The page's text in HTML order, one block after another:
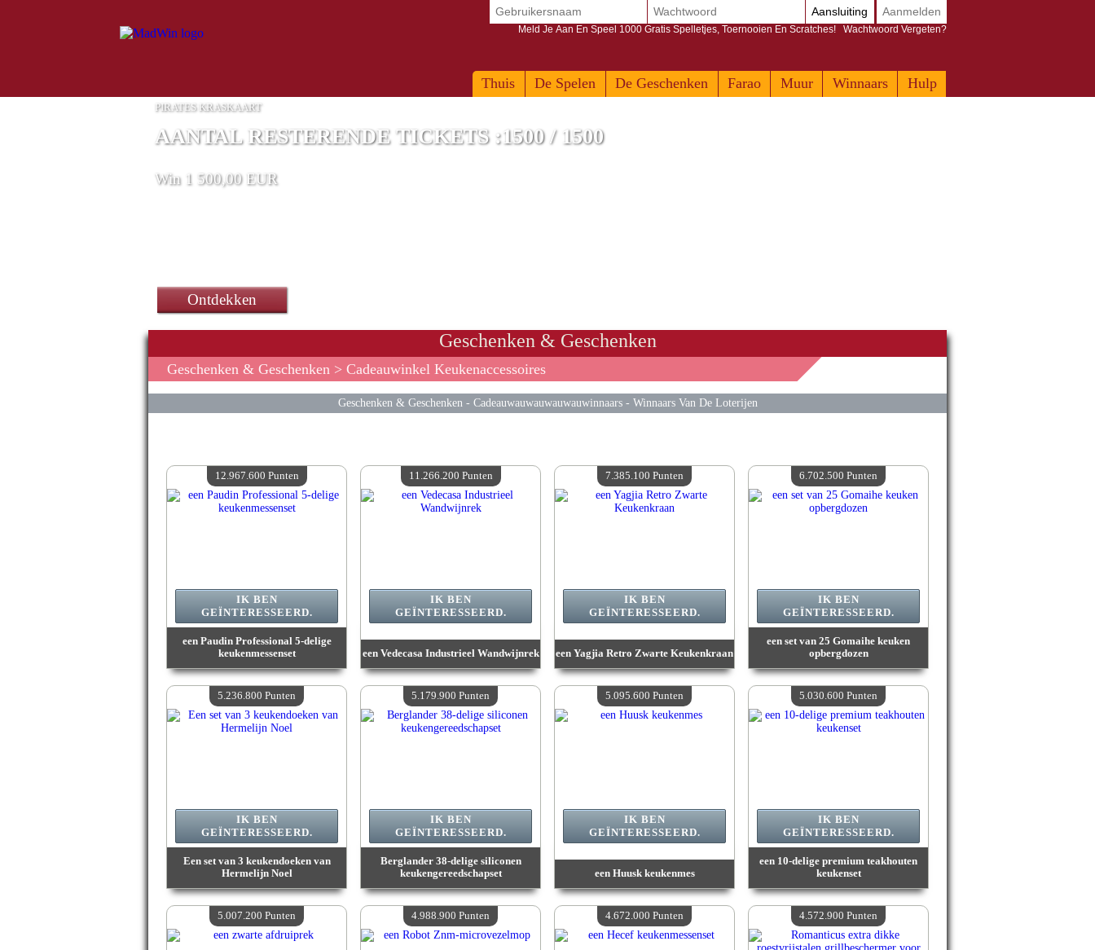
Thuis De Spelen De Geschenken Farao Muur Winnaars Hulp
Aansluiting Aanmelden
Meld Je Aan En Speel 1000 Gratis Spelletjes, Toernooien En Scratches! Wachtwoord Vergeten?
PIRATES KRASKAART
AANTAL RESTERENDE TICKETS :1500 / 1500
Win 1 500,00 EUR
Ontdekken
een 15,6" HP Victus Gaming PC
Geschenken & Geschenken
Geschenken & Geschenken > Cadeauwinkel Keukenaccessoires
Geschenken & Geschenken - Cadeauwauwauwauwauwinnaars- Winnaars Van De Loterijen
een Paudin Professional 5-delige
keukenmessenset
Waarde :12 967 600 Gekke punten
Beschikbare hoeveelheid :4
IK BEN
GEÏNTERESSEERD.
12.967.600 Punten
een Vedecasa Industrieel Wandwijnrek
Waarde :11 266 200 Gekke punten
Beschikbare hoeveelheid :4
IK BEN
GEÏNTERESSEERD.
11.266.200 Punten
een Yagjia Retro Zwarte Keukenkraan
Waarde :7 385 100 Gekke punten
Beschikbare hoeveelheid :4
IK BEN
GEÏNTERESSEERD.
7.385.100 Punten
een set van 25 Gomaihe keuken
opbergdozen
Waarde :6 702 500 Gekke punten
Beschikbare hoeveelheid :4
IK BEN
GEÏNTERESSEERD.
6.702.500 Punten
Een set van 3 keukendoeken van
Hermelijn Noel
Waarde :5 236 800 Gekke punten
Beschikbare hoeveelheid :4
IK BEN
GEÏNTERESSEERD.
5.236.800 Punten
Berglander 38-delige siliconen
keukengereedschapset
Waarde :5 179 900 Gekke punten
Beschikbare hoeveelheid :4
IK BEN
GEÏNTERESSEERD.
5.179.900 Punten
een Huusk keukenmes
Waarde :5 095 600 Gekke punten
Beschikbare hoeveelheid :4
IK BEN
GEÏNTERESSEERD.
5.095.600 Punten
een 10-delige premium teakhouten
keukenset
Waarde :5 030 600 Gekke punten
Beschikbare hoeveelheid :4
IK BEN
GEÏNTERESSEERD.
5.030.600 Punten
5.007.200 Punten 4.988.900 Punten 4.672.000 Punten 4.572.900 Punten